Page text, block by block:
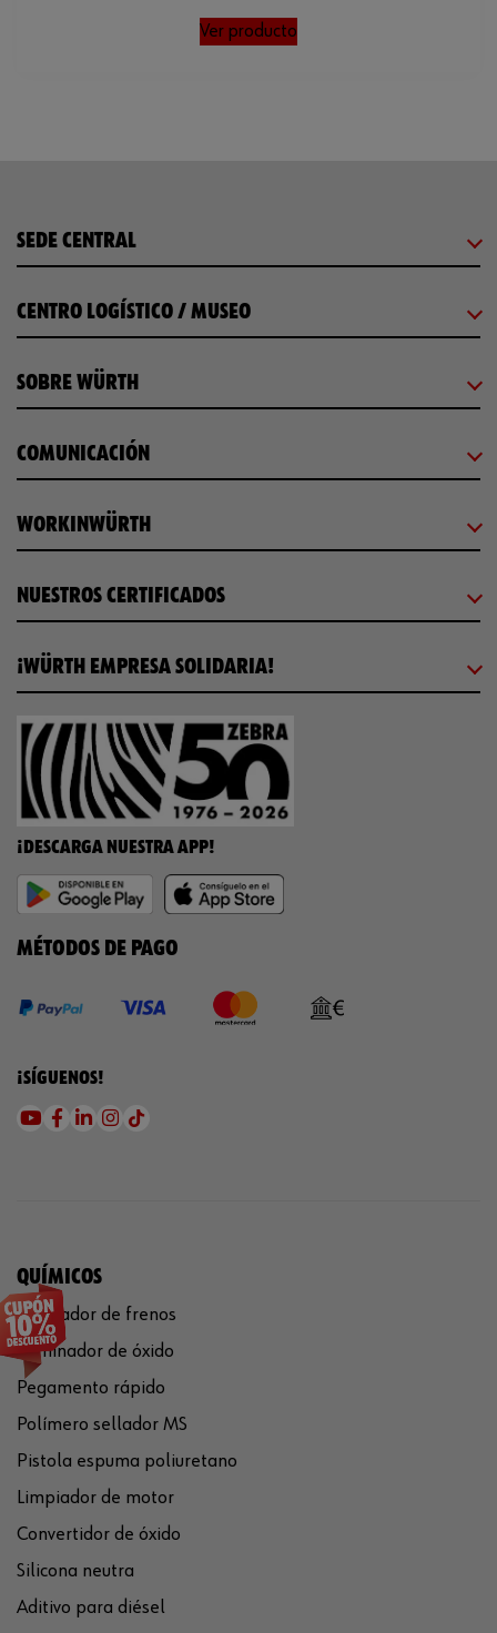
Ver producto
SEDE CENTRAL
CENTRO LOGÍSTICO / MUSEO
SOBRE WÜRTH
COMUNICACIÓN
WORKINWÜRTH
NUESTROS CERTIFICADOS
¡WÜRTH EMPRESA SOLIDARIA!
¡DESCARGA NUESTRA APP!
MÉTODOS DE PAGO
¡SÍGUENOS!
QUÍMICOS
Limpiador de frenos
Eliminador de óxido
Pegamento rápido
Polímero sellador MS
Pistola espuma poliuretano
Limpiador de motor
Convertidor de óxido
Silicona neutra
Aditivo para diésel